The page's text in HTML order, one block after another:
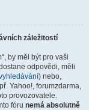
záležitostí
by měl být pro vaši
odpovědi, měli
) nebo,
Yahoo!, forumzdarma,
provozovatele.
fóru nemá absolutně